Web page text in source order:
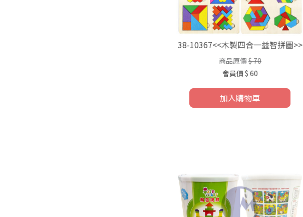
38-10367<<木製四合一益智拼圖>>
商品原價 $ 70
會員價 $ 60
加入購物車